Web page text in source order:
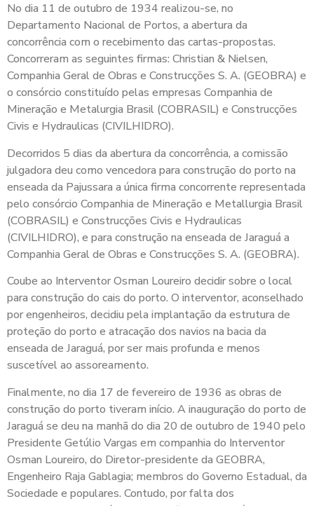
No dia 11 de outubro de 1934 realizou-se, no
Departamento Nacional de Portos, a abertura da
concorrência com o recebimento das cartas-propostas.
Concorreram as seguintes firmas: Christian & Nielsen,
Companhia Geral de Obras e Construcções S. A. (GEOBRA) e
o consórcio constituído pelas empresas Companhia de
Mineração e Metalurgia Brasil (COBRASIL) e Construcções
Civis e Hydraulicas (CIVILHIDRO).
Decorridos 5 dias da abertura da concorrência, a comissão
julgadora deu como vencedora para construção do porto na
enseada da Pajussara a única firma concorrente representada
pelo consórcio Companhia de Mineração e Metallurgia Brasil
(COBRASIL) e Construcções Civis e Hydraulicas
(CIVILHIDRO), e para construção na enseada de Jaraguá a
Companhia Geral de Obras e Construcções S. A. (GEOBRA).
Coube ao Interventor Osman Loureiro decidir sobre o local
para construção do cais do porto. O interventor, aconselhado
por engenheiros, decidiu pela implantação da estrutura de
proteção do porto e atracação dos navios na bacia da
enseada de Jaraguá, por ser mais profunda e menos
suscetível ao assoreamento.
Finalmente, no dia 17 de fevereiro de 1936 as obras de
construção do porto tiveram início. A inauguração do porto de
Jaraguá se deu na manhã do dia 20 de outubro de 1940 pelo
Presidente Getúlio Vargas em companhia do Interventor
Osman Loureiro, do Diretor-presidente da GEOBRA,
Engenheiro Raja Gablagia; membros do Governo Estadual, da
Sociedade e populares. Contudo, por falta dos